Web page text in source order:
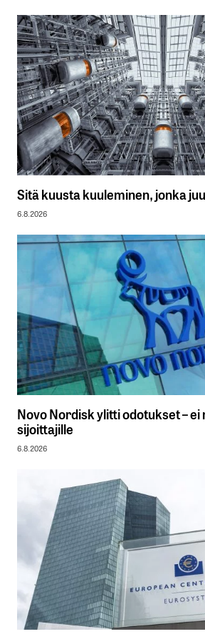
Sitä kuusta kuuleminen, jonka
6.8.2026
Novo Nordisk ylitti odotukset –
sijoittajille
6.8.2026